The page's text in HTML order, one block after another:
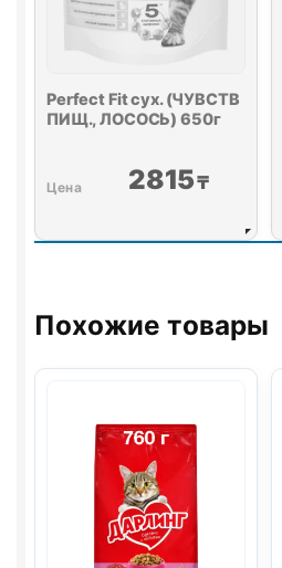
Perfect Fit сух. (ЧУВСТВ
ПИЩ., ЛОСОСЬ) 650г
2815₸
Похожие товары